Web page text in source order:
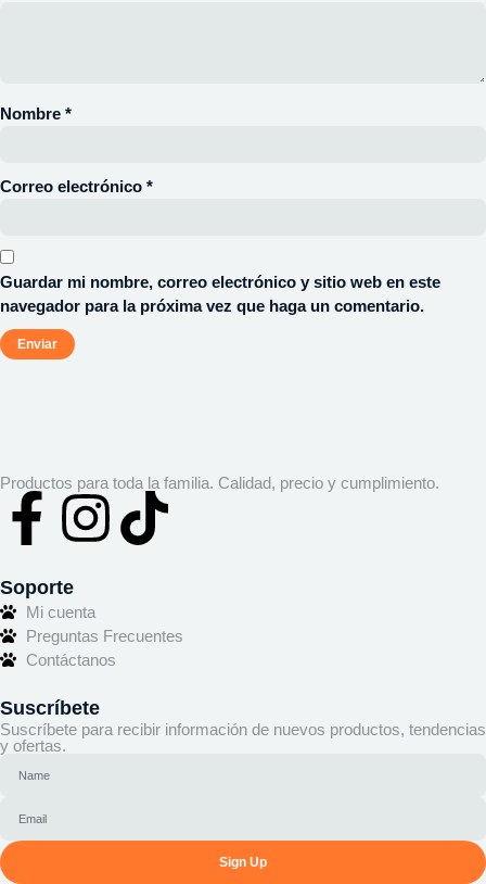
Nombre *
Correo electrónico *
Guardar mi nombre, correo electrónico y sitio web en este
navegador para la próxima vez que haga un comentario.
Productos para toda la familia. Calidad, precio y cumplimiento.
Soporte
Mi cuenta
Preguntas Frecuentes
Contáctanos
Suscríbete
Suscríbete para recibir información de nuevos productos, tendencias
y ofertas.
Sign Up